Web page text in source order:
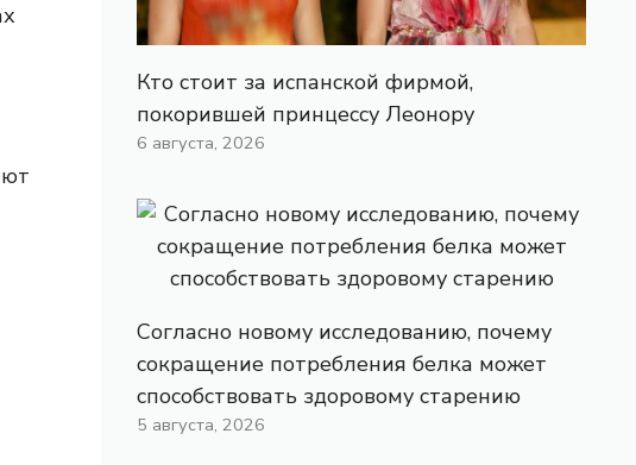
Кто стоит за испанской фирмой,
покорившей принцессу Леонору
6 августа, 2026
Согласно новому исследованию, почему
сокращение потребления белка может
способствовать здоровому старению
5 августа, 2026